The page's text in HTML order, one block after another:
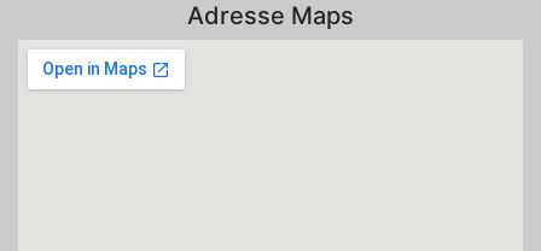
Adresse Maps